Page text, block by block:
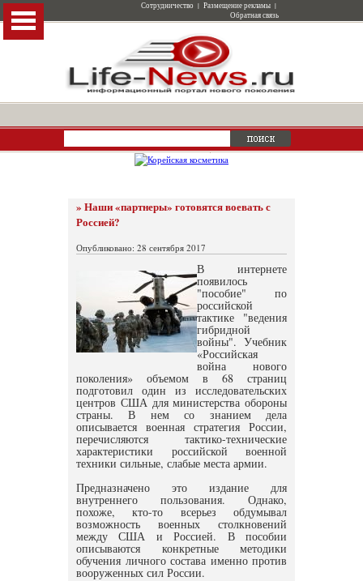
Сотрудничество | Размещение рекламы |
Обратная связь
» Наши «партнеры» готовятся воевать с
Россией?
Опубликовано: 28 сентября 2017
В интернете
появилось
"пособие" по
российской
тактике "ведения
гибридной
войны". Учебник
«Российская
война нового
поколения» объемом в 68 страниц
подготовил один из исследовательских
центров США для министерства обороны
страны. В нем со знанием дела
описывается военная стратегия России,
перечисляются тактико-технические
характеристики российской военной
техники сильные, слабые места армии.
Предназначено это издание для
внутреннего пользования. Однако,
похоже, кто-то всерьез обдумывал
возможность военных столкновений
между США и Россией. В пособии
описываются конкретные методики
обучения личного состава именно против
вооруженных сил России.